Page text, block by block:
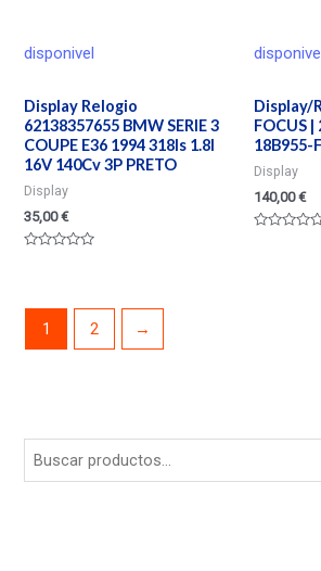
5
5
disponivel
Display Relogio
62138357655 BMW SERIE 3
COUPE E36 1994 318Is 1.8I
16V 140Cv 3P PRETO
Display
35,00€
5
Display/
FOCUS
18B955-
Display
140,00€
1 2 →